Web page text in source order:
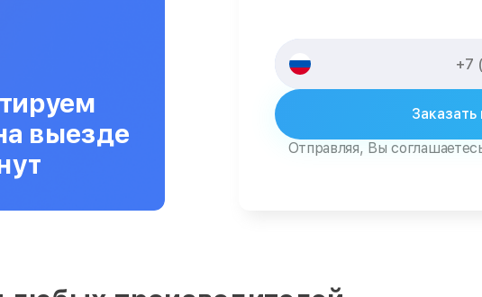
выезде
Отправляя, Вы